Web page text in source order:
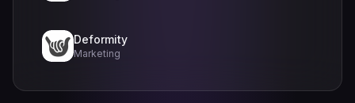
Deformity
Marketing